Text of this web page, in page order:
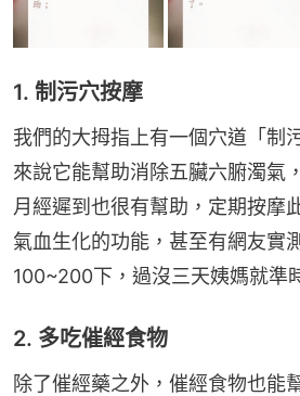
1. 制污穴按摩
我們的大拇指上有一個穴道「制
來說它能幫助消除五臟六腑濁氣
月經遲到也很有幫助，定期按摩
氣血生化的功能，甚至有網友實
100~200下，過沒三天姨媽就準
2. 多吃催經食物
除了催經藥之外，催經食物也能